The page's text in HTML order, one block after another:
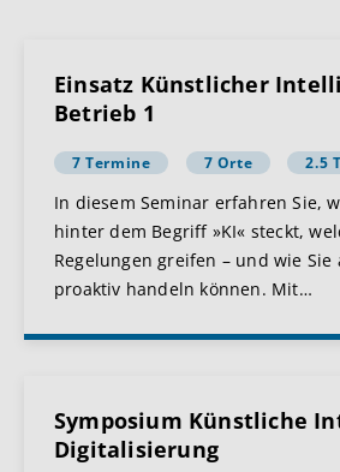
Einsatz Künstlicher
Betrieb 1
7 Termine 7 Orte 2.5
In diesem Seminar erfahren Sie,
hinter dem Begriff »KI« steckt,
Regelungen greifen – und wie
proaktiv handeln können. Mit…
Symposium Künstliche
Digitalisierung